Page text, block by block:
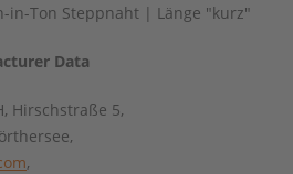
in-Ton Steppnaht | Länge "kurz"
Data
Hirschstraße 5,
,